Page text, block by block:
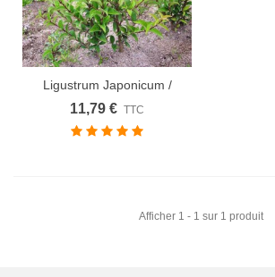
Ligustrum Japonicum /
Troene Du...
11,79 € TTC
Afficher 1 - 1 sur 1 produit